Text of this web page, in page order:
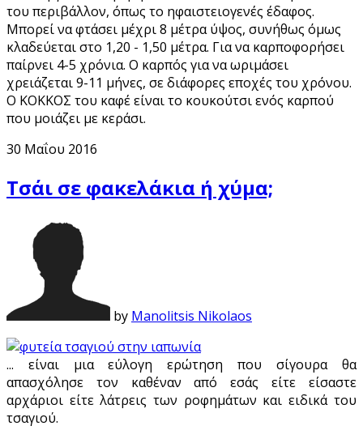
του περιβάλλον, όπως το ηφαιστειογενές έδαφος.
Μπορεί να φτάσει μέχρι 8 μέτρα ύψος, συνήθως όμως
κλαδεύεται στο 1,20 - 1,50 μέτρα. Για να καρποφορήσει
παίρνει 4-5 χρόνια. Ο καρπός για να ωριμάσει
χρειάζεται 9-11 μήνες, σε διάφορες εποχές του χρόνου.
Ο ΚΟΚΚΟΣ του καφέ είναι το κουκούτσι ενός καρπού
που μοιάζει με κεράσι.
30 Μαΐου 2016
Τσάι σε φακελάκια ή χύμα;
by Manolitsis Nikolaos
... είναι μια εύλογη ερώτηση που σίγουρα θα
απασχόλησε τον καθέναν από εσάς είτε είσαστε
αρχάριοι είτε λάτρεις των ροφημάτων και ειδικά του
τσαγιού.